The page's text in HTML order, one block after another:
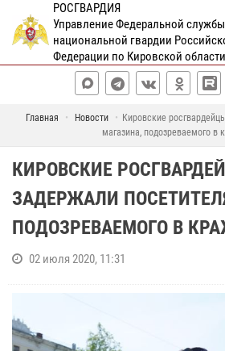
РОСГВАРДИЯ
Управление Федеральной
национальной гвардии
Федерации по Кировской области
Главная Новости
Кировские
магазина, подозреваемого в
КИРОВСКИЕ
ЗАДЕРЖАЛИ
ПОДОЗРЕВАЕМОГО В
02 июля 2020, 11:31